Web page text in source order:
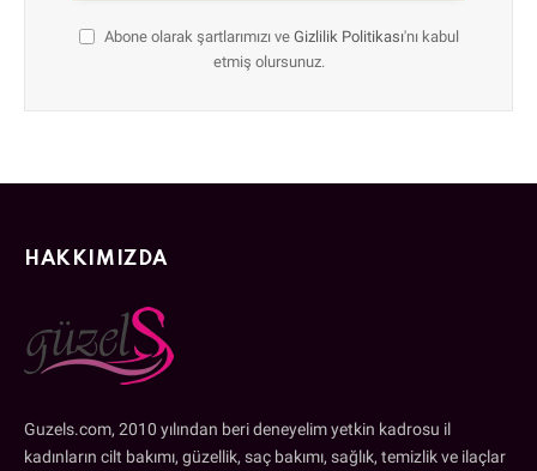
Abone olarak şartlarımızı ve Gizlilik Politikası'nı kabul
etmiş olursunuz.
HAKKIMIZDA
Guzels.com, 2010 yılından beri deneyelim yetkin kadrosu il
kadınların cilt bakımı, güzellik, saç bakımı, sağlık, temizlik ve ilaçlar